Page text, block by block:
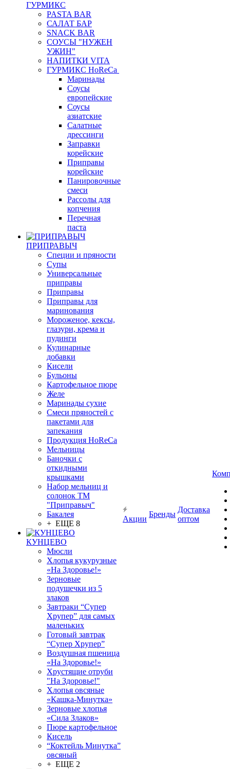
ГУРМИКС
PASTA BAR
САЛАТ БАР
SNACK BAR
СОУСЫ "НУЖЕН
УЖИН"
НАПИТКИ VITA
ГУРМИКС HoReCa
Маринады
Соусы
европейские
Соуcы
азиатские
Салатные
дрессинги
Заправки
корейские
Приправы
корейские
Панировочные
смеси
Рассолы для
копчения
Перечная
паста
ПРИПРАВЫЧ
Специи и пряности
Супы
Универсальные
приправы
Приправы
Приправы для
маринования
Мороженое, кексы,
глазури, крема и
пудинги
Кулинарные
добавки
Кисели
Бульоны
Картофельное пюре
Желе
Маринады сухие
Смеси пряностей с
пакетами для
запекания
Продукция HoReCa
Мельницы
Баночки с
откидными
крышками
Набор мельниц и
солонок ТМ
"Приправыч"
Бакалея
+ ЕЩЕ 8
КУНЦЕВО
Мюсли
Хлопья кукурузные
«На Здоровье!»
Зерновые
подушечки из 5
злаков
Завтраки “Супер
Хрупер” для самых
маленьких
Готовый завтрак
“Супер Хрупер”
Воздушная пшеница
«На Здоровье!»
Хрустящие отруби
"На Здоровье!"
Хлопья овсяные
«Кашка-Минутка»
Зерновые хлопья
«Сила Злаков»
Пюре картофельное
Кисель
“Коктейль Минутка”
овсяный
+ ЕЩЕ 2
Акции
Бренды
Доставка
оптом